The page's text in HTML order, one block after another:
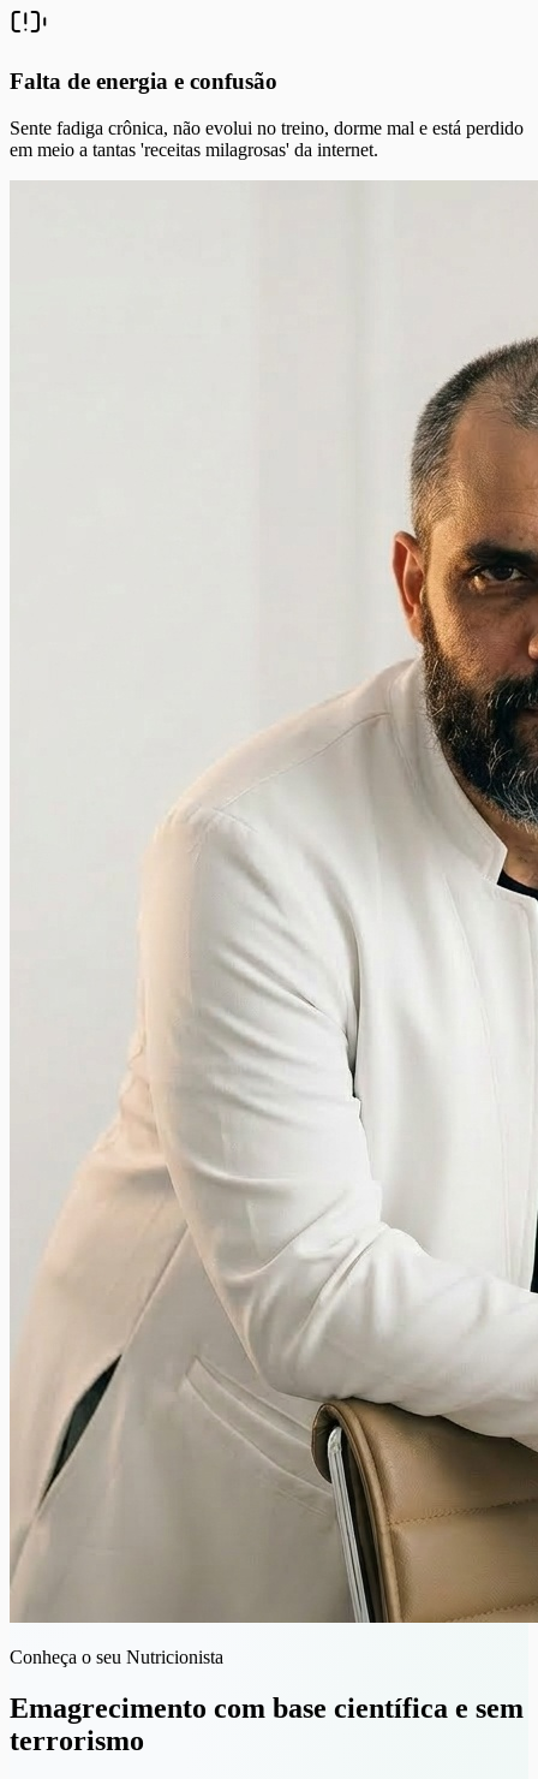
Falta de energia e confusão
Sente fadiga crônica, não evolui no treino, dorme mal e está perdido
em meio a tantas 'receitas milagrosas' da internet.
Conheça o seu Nutricionista
Emagrecimento com base científica e sem
terrorismo